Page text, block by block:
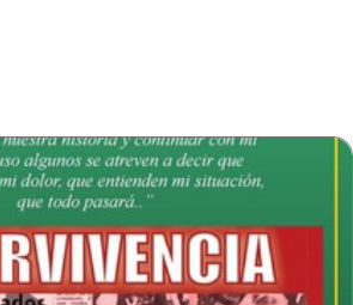
PASADOS